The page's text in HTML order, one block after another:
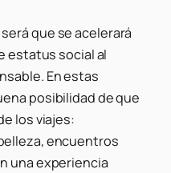
que se acelerará
estatus social al
En estas
posibilidad de que
los viajes:
encuentros
una experiencia